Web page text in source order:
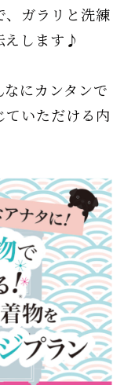
、ガラリと洗練
えします♪
にカンタンで
いただける内